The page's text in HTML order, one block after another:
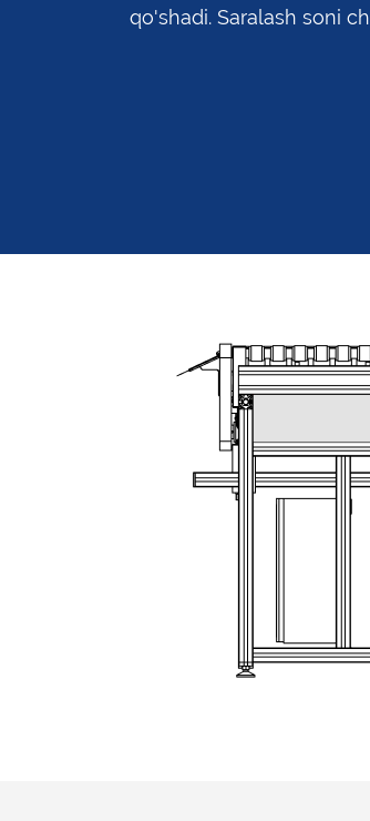
qo'shadi. Saralash soni